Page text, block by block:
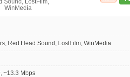
WinMedia
Red Head Sound, LostFilm, WinMedia
~13.3 Mbps